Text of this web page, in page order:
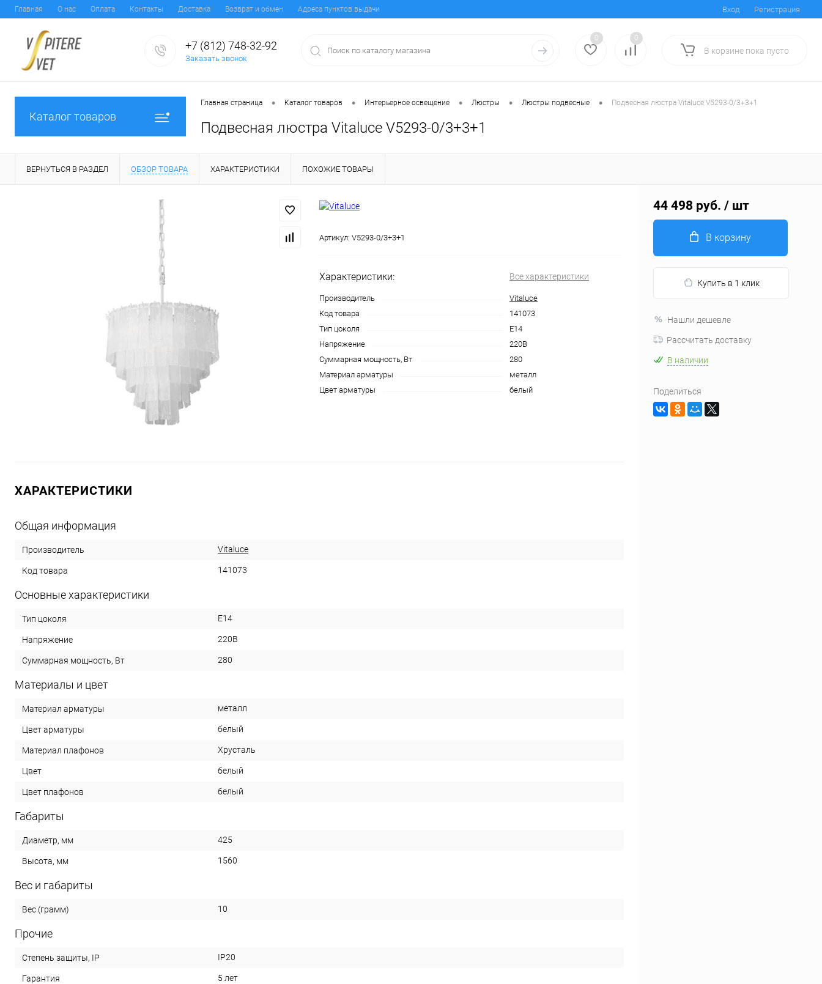
Главная О нас Оплата Контакты Доставка Возврат и обмен Адреса пунктов выдачи Вход Регистрация
+7 (812) 748-32-92
Заказать звонок
0 0
В корзине пока пусто
Каталог товаров
Главная страница • Каталог товаров • Интерьерное освещение • Люстры • Люстры подвесные • Подвесная люстра Vitaluce V5293-0/3+3+1
Подвесная люстра Vitaluce V5293-0/3+3+1
ВЕРНУТЬСЯ В РАЗДЕЛ ОБЗОР ТОВАРА ХАРАКТЕРИСТИКИ ПОХОЖИЕ ТОВАРЫ
Артикул: V5293-0/3+3+1
Характеристики: Все характеристики
Производитель
Vitaluce
Код товара
141073
Тип цоколя
E14
Напряжение
220В
Суммарная мощность, Вт
280
Материал арматуры
металл
Цвет арматуры
белый
ХАРАКТЕРИСТИКИ
Общая информация
Производитель Vitaluce
Код товара 141073
Основные характеристики
Тип цоколя E14
Напряжение 220В
Суммарная мощность, Вт 280
Материалы и цвет
Материал арматуры металл
Цвет арматуры белый
Материал плафонов Хрусталь
Цвет белый
Цвет плафонов белый
Габариты
Диаметр, мм 425
Высота, мм 1560
Вес и габариты
Вес (грамм) 10
Прочие
Степень защиты, IP IP20
Гарантия 5 лет
44 498 руб. / шт
В корзину
Купить в 1 клик
Нашли дешевле
Рассчитать доставку
В наличии
Поделиться